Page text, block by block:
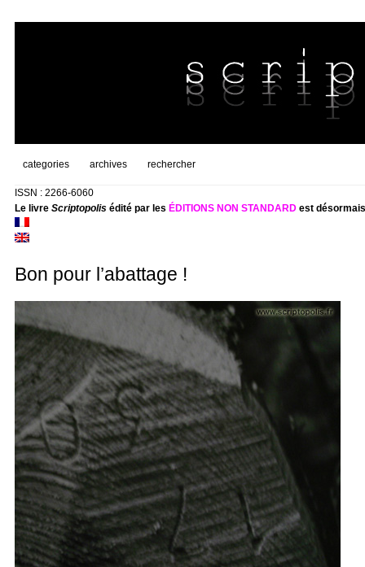
categories archives rechercher
ISSN : 2266-6060
Le livre Scriptopolisédité par les ÉDITIONS NON STANDARDest
Bon pour l’abattage !